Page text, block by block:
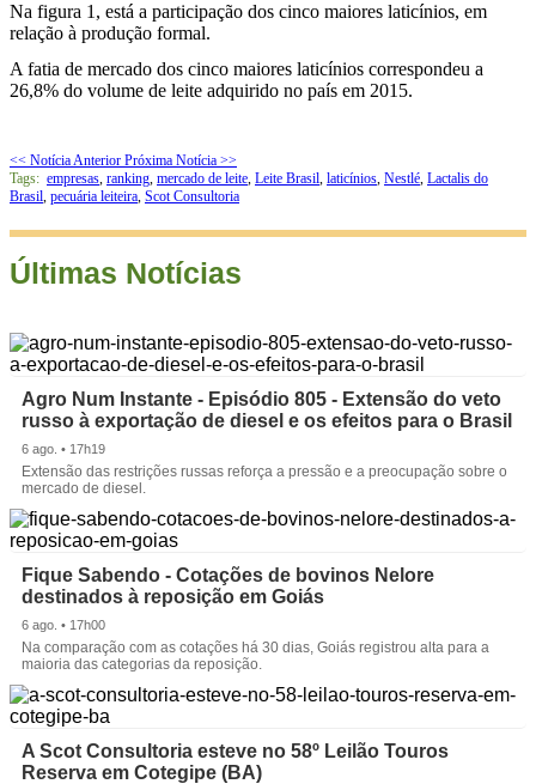
Na figura 1, está a participação dos cinco maiores laticínios, em
relação à produção formal.
A fatia de mercado dos cinco maiores laticínios correspondeu a
26,8% do volume de leite adquirido no país em 2015.
<< Notícia Anterior Próxima Notícia >>
Tags: empresas, ranking, mercado de leite, Leite Brasil, laticínios, Nestlé, Lactalis do
Brasil, pecuária leiteira, Scot Consultoria
Últimas Notícias
Agro Num Instante - Episódio 805 - Extensão do veto
russo à exportação de diesel e os efeitos para o Brasil
6 ago. • 17h19
Extensão das restrições russas reforça a pressão e a preocupação sobre o
mercado de diesel.
Fique Sabendo - Cotações de bovinos Nelore
destinados à reposição em Goiás
6 ago. • 17h00
Na comparação com as cotações há 30 dias, Goiás registrou alta para a
maioria das categorias da reposição.
A Scot Consultoria esteve no 58º Leilão Touros
Reserva em Cotegipe (BA)